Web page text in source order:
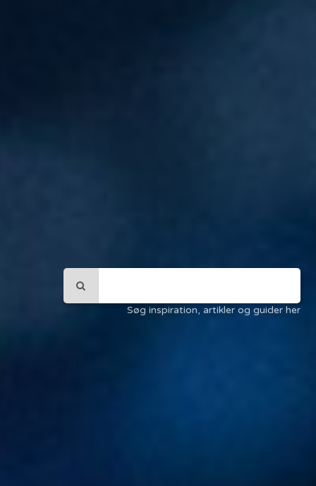
Søg inspiration, artikler og guider her